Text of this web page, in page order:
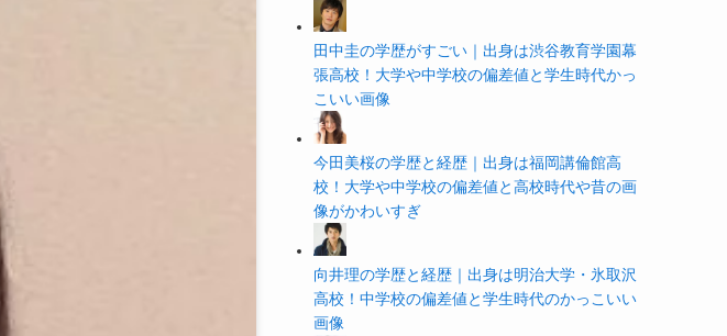
田中圭の学歴がすごい｜出身は渋谷教育学園幕
張高校！大学や中学校の偏差値と学生時代かっ
こいい画像
今田美桜の学歴と経歴｜出身は福岡講倫館高
校！大学や中学校の偏差値と高校時代や昔の画
像がかわいすぎ
向井理の学歴と経歴｜出身は明治大学・氷取沢
高校！中学校の偏差値と学生時代のかっこいい
画像